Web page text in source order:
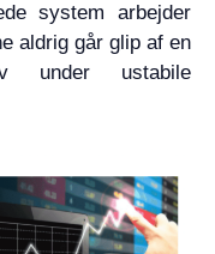
system arbejder
aldrig går glip af en
under ustabile